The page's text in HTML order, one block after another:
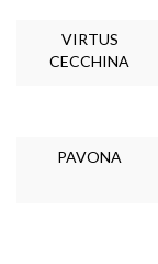
VIRTUS
CECCHINA
PAVONA